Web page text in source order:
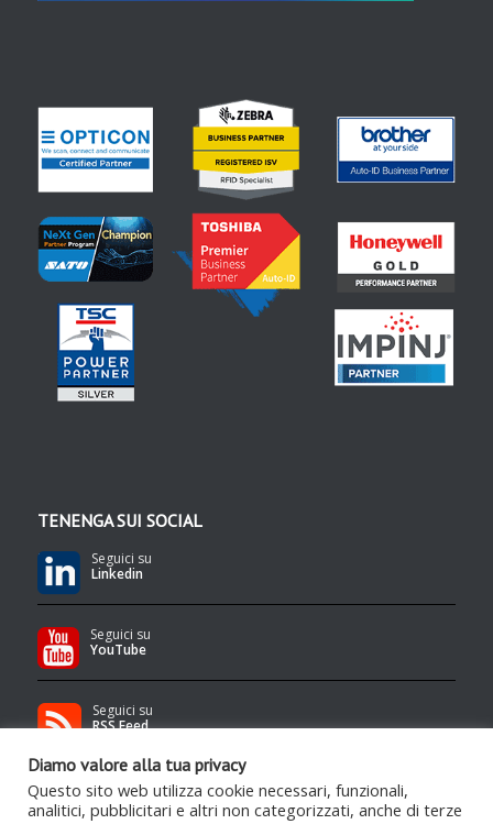
TENENGA SUI SOCIAL
Seguici su
Linkedin
Seguici su
YouTube
Seguici su
RSS Feed
Diamo valore alla tua privacy
Questo sito web utilizza cookie necessari, funzionali,
analitici, pubblicitari e altri non categorizzati, anche di terze